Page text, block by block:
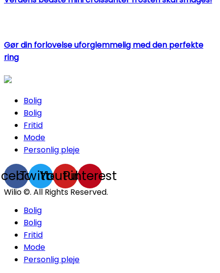
Gør din forlovelse uforglemmelig med den perfekte
ring
Bolig
Bolig
Fritid
Mode
Personlig pleje
TwitterYoutube
Pinterest
Wilio ©. All Rights Reserved.
Bolig
Bolig
Fritid
Mode
Personlig pleje